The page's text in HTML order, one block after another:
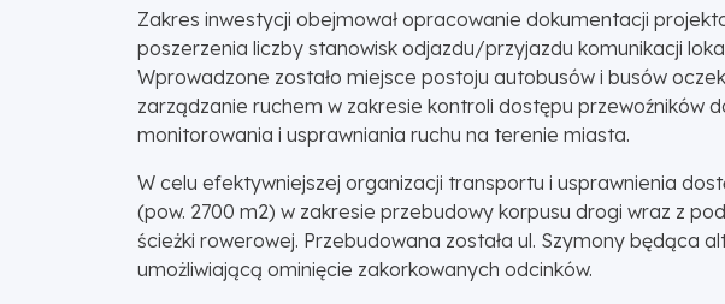
Zakres inwestycji obejmował opracowanie dokumentacji
poszerzenia liczby stanowisk odjazdu/przyjazdu komunikacji
Wprowadzone zostało miejsce postoju autobusów i busów
zarządzanie ruchem w zakresie kontroli dostępu przewoźników
monitorowania i usprawniania ruchu na terenie miasta.
W celu efektywniejszej organizacji transportu i usprawnienia
(pow. 2700 m2) w zakresie przebudowy korpusu drogi wraz z
ścieżki rowerowej. Przebudowana została ul. Szymony
umożliwiającą ominięcie zakorkowanych odcinków.